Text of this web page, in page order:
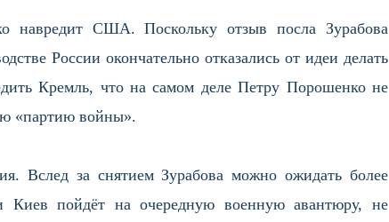
навредит США. Поскольку отзыв посла Зурабова
России окончательно отказались от идеи делать
Кремль, что на самом деле Петру Порошенко не
«партию войны».
Вслед за снятием Зурабова можно ожидать более
пойдёт на очередную военную авантюру, не